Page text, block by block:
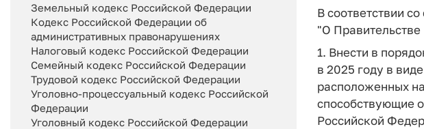
Земельный кодекс Российской Федерации
Кодекс Российской Федерации об
административных правонарушениях
Налоговый кодекс Российской Федерации
Семейный кодекс Российской Федерации
Трудовой кодекс Российской Федерации
Уголовно-процессуальный кодекс Российской
Федерации
Уголовный кодекс Российской Федерации
В соответствии
"О Правительстве
1. Внести в
в 2025 году в
расположенных
способствующие
Российской